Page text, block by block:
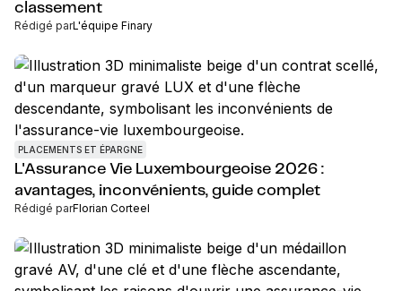
classement
Rédigé parL'équipe Finary
PLACEMENTS ET ÉPARGNE
L'Assurance Vie Luxembourgeoise 2026 :
avantages, inconvénients, guide complet
Rédigé parFlorian Corteel